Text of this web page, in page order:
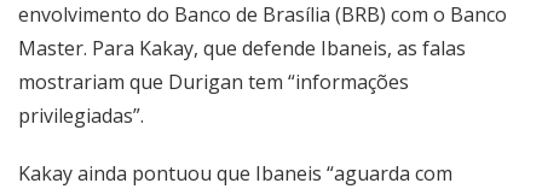
envolvimento do Banco de Brasília (BRB) com o Banco
Master. Para Kakay, que defende Ibaneis, as falas
mostrariam que Durigan tem “informações
privilegiadas”.
Kakay ainda pontuou que Ibaneis “aguarda com